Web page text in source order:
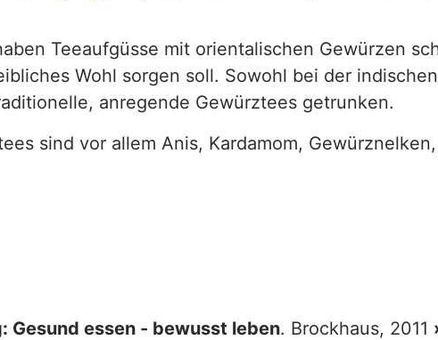
Teeaufgüsse mit orientalischen Gewürzen
Wohl sorgen soll. Sowohl bei der
anregende Gewürztees getrunken.
sind vor allem Anis, Kardamom, Gewürznelken,
Gesund essen - bewusst leben. Brockhaus, 2011